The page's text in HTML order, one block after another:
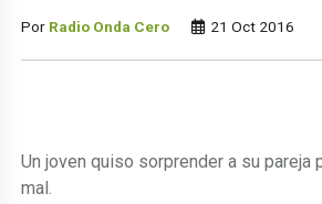
Por Radio Onda Cero 21 Oct 2016
Un joven quiso sorprender a su pareja
mal.